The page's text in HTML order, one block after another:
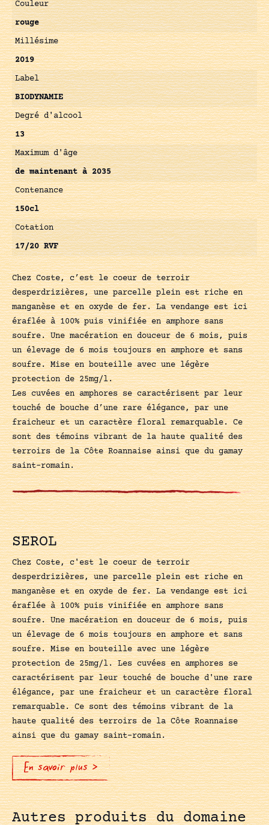
Couleur
rouge
Millésime
2019
Label
BIODYNAMIE
Degré d'alcool
13
Maximum d'âge
de maintenant à 2035
Contenance
150cl
Cotation
17/20 RVF
Chez Coste, c’est le coeur de terroir
desperdrizières, une parcelle plein est riche en
manganèse et en oxyde de fer. La vendange est ici
éraflée à 100% puis vinifiée en amphore sans
soufre. Une macération en douceur de 6 mois, puis
un élevage de 6 mois toujours en amphore et sans
soufre. Mise en bouteille avec une légère
protection de 25mg/l.
Les cuvées en amphores se caractérisent par leur
touché de bouche d’une rare élégance, par une
fraicheur et un caractère floral remarquable. Ce
sont des témoins vibrant de la haute qualité des
terroirs de la Côte Roannaise ainsi que du gamay
saint-romain.
SEROL
Chez Coste, c'est le coeur de terroir
desperdrizières, une parcelle plein est riche en
manganèse et en oxyde de fer. La vendange est ici
éraflée à 100% puis vinifiée en amphore sans
soufre. Une macération en douceur de 6 mois, puis
un élevage de 6 mois toujours en amphore et sans
soufre. Mise en bouteille avec une légère
protection de 25mg/l. Les cuvées en amphores se
caractérisent par leur touché de bouche d'une rare
élégance, par une fraicheur et un caractère floral
remarquable. Ce sont des témoins vibrant de la
haute qualité des terroirs de la Côte Roannaise
ainsi que du gamay saint-romain.
En savoir plus >
Autres produits du domaine